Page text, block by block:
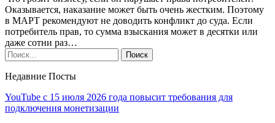
Оказывается, наказание может быть очень жестким. Поэтому
в МАРТ рекомендуют не доводить конфликт до суда. Если
потребитель прав, то сумма взыскания может в десятки или
даже сотни раз…
Недавние Посты
YouTube с 15 июля 2026 года повысит требования для
подключения монетизации